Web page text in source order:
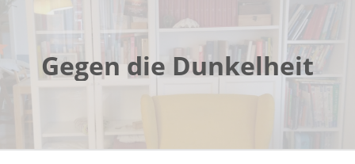
Gegen die Dunkelheit